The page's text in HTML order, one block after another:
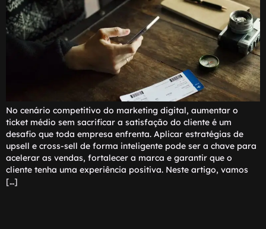
No cenário competitivo do marketing digital, aumentar o
ticket médio sem sacrificar a satisfação do cliente é um
desafio que toda empresa enfrenta. Aplicar estratégias de
upsell e cross-sell de forma inteligente pode ser a chave para
acelerar as vendas, fortalecer a marca e garantir que o
cliente tenha uma experiência positiva. Neste artigo, vamos
[…]